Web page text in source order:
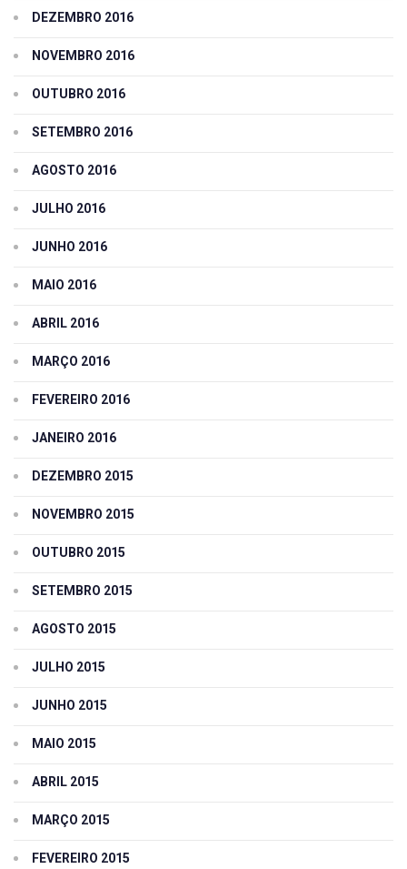
DEZEMBRO 2016
NOVEMBRO 2016
OUTUBRO 2016
SETEMBRO 2016
AGOSTO 2016
JULHO 2016
JUNHO 2016
MAIO 2016
ABRIL 2016
MARÇO 2016
FEVEREIRO 2016
JANEIRO 2016
DEZEMBRO 2015
NOVEMBRO 2015
OUTUBRO 2015
SETEMBRO 2015
AGOSTO 2015
JULHO 2015
JUNHO 2015
MAIO 2015
ABRIL 2015
MARÇO 2015
FEVEREIRO 2015